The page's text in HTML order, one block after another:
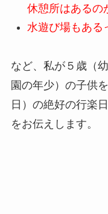
休憩所はあるの
水遊び場もある
など、私が５歳（
園の年少）の子供
日）の絶好の行楽
をお伝えします。